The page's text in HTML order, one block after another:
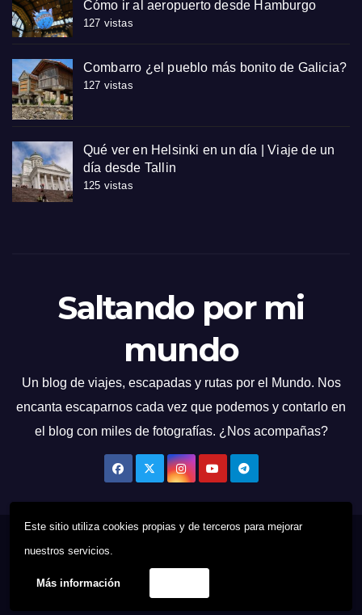
Este sitio utiliza cookies propias y de terceros para mejorar
nuestros servicios.
Más información
Cómo ir al aeropuerto desde Hamburgo
127 vistas
Combarro ¿el pueblo más bonito de Galicia?
127 vistas
Qué ver en Helsinki en un día | Viaje de un
día desde Tallin
125 vistas
Saltando por mi
mundo
Un blog de viajes, escapadas y rutas por el Mundo. Nos
encanta escaparnos cada vez que podemos y contarlo en
el blog con miles de fotografías. ¿Nos acompañas?
Funciona gracias a WordPress
Quien SoyContactoPolítica de cookies